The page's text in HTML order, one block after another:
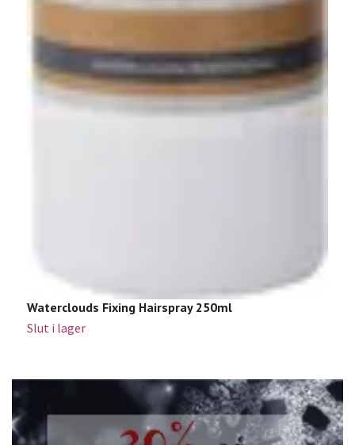
Waterclouds Fixing Hairspray 250ml
Slut i lager